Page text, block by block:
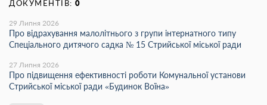
ДОКУМЕНТІВ: 0
29 Липня 2026
Про відрахування малолітнього з групи інтернатного типу
Спеціального дитячого садка № 15 Стрийської міської ради
27 Липня 2026
Про підвищення ефективності роботи Комунальної установи
Стрийської міської ради «Будинок Воїна»